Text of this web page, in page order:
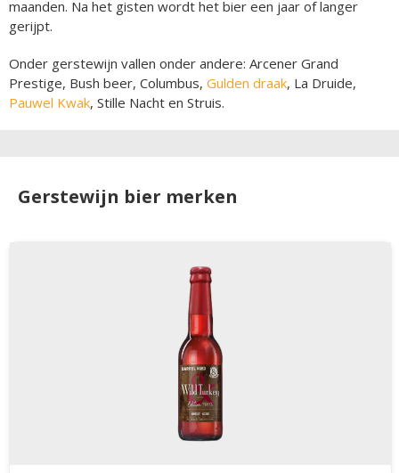
maanden. Na het gisten wordt het bier een jaar of langer
gerijpt.
Onder gerstewijn vallen onder andere: Arcener Grand
Prestige, Bush beer, Columbus, Gulden draak, La Druide,
Pauwel Kwak, Stille Nacht en Struis.
Gerstewijn bier merken